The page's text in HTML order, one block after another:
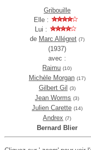
Gribouille
Elle :
Lui :
de Marc Allégret (7)
(1937)
avec :
Raimu (10)
Michèle Morgan (17)
Gilbert Gil (3)
Jean Worms (3)
Julien Carette (14)
Andrex (7)
Bernard Blier